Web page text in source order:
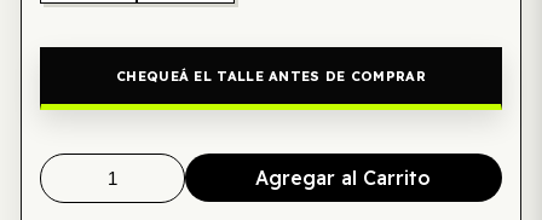
CHEQUEÁ EL TALLE ANTES DE COMPRAR
Agregar al Carrito